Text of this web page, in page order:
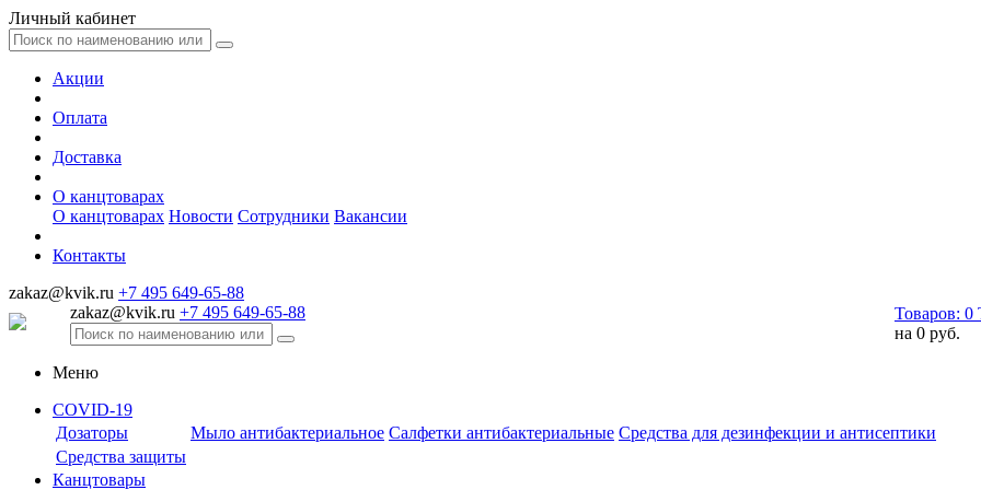
Личный кабинет
Акции
Оплата
Доставка
О канцтоварах
О канцтоварах Новости Сотрудники Вакансии
Контакты
zakaz@kvik.ru +7 495 649-65-88
zakaz@kvik.ru +7 495 649-65-88 Товаров: 0
на 0 руб.
Меню
COVID-19
Дозаторы
Мыло антибактериальное Салфетки антибактериальные Средства для дезинфекции и антисептики
Средства защиты
Канцтовары